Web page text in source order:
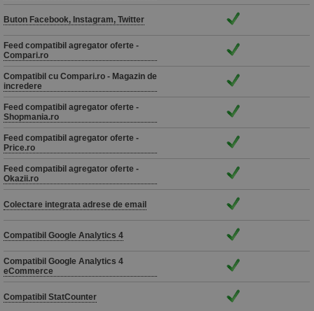
Buton Facebook, Instagram, Twitter
Feed compatibil agregator oferte -
Compari.ro
Compatibil cu Compari.ro - Magazin de
incredere
Feed compatibil agregator oferte -
Shopmania.ro
Feed compatibil agregator oferte -
Price.ro
Feed compatibil agregator oferte -
Okazii.ro
Colectare integrata adrese de email
Compatibil Google Analytics 4
Compatibil Google Analytics 4
eCommerce
Compatibil StatCounter